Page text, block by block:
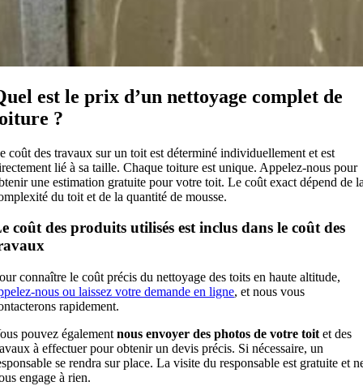
est le prix d’un nettoyage complet de
?
coût des travaux sur un toit est déterminé individuellement et est
lié à sa taille. Chaque toiture est unique. Appelez-nous pour
une estimation gratuite pour votre toit. Le coût exact dépend de
du toit et de la quantité de mousse.
coût des produits utilisés est inclus dans le coût des
connaître le coût précis du nettoyage des toits en haute altitude,
nous ou laissez votre demande en ligne, et nous vous
rapidement.
pouvez égalementnous envoyer des photos de votre toit et des
à effectuer pour obtenir un devis précis. Si nécessaire, un
se rendra sur place. La visite du responsable est gratuite et
engage à rien.